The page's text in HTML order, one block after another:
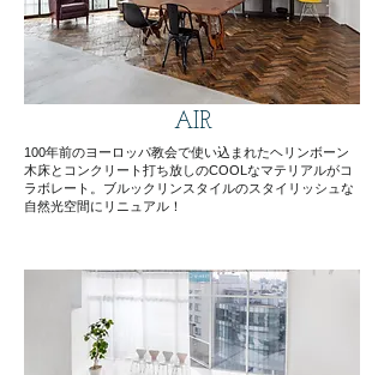
AIR
100年前のヨーロッパ教会で使い込まれたヘリンボーン
木床とコンクリート打ち放しのCOOLなマテリアルがコ
ラボレート。ブルックリンスタイルのスタイリッシュな
自然光空間にリニュアル！